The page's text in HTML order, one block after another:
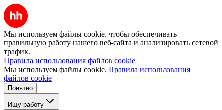
Мы используем файлы cookie, чтобы обеспечивать
правильную работу нашего веб-сайта и анализировать сетевой
трафик.
Правила использования файлов cookie
Мы используем файлы cookie. Правила использования
файлов cookie
Понятно
Ищу работу